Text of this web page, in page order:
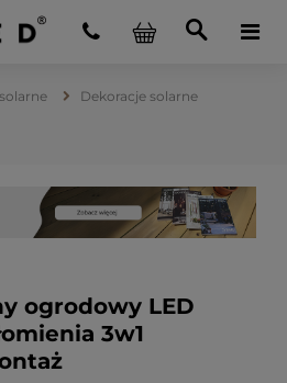
Dekoracje solarne
ogrodowy LED
3w1